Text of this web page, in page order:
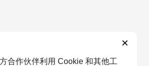
×
合作伙伴利用 Cookie 和其他工